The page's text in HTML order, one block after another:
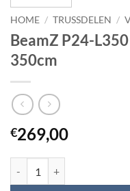
HOME / TRUSSDELEN /
BeamZ P24-
350cm
€269,00